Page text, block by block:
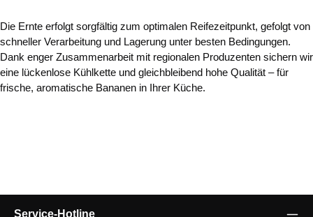
Die Ernte erfolgt sorgfältig zum optimalen Reifezeitpunkt, gefolgt von
schneller Verarbeitung und Lagerung unter besten Bedingungen.
Dank enger Zusammenarbeit mit regionalen Produzenten sichern wir
eine lückenlose Kühlkette und gleichbleibend hohe Qualität – für
frische, aromatische Bananen in Ihrer Küche.
Service-Hotline